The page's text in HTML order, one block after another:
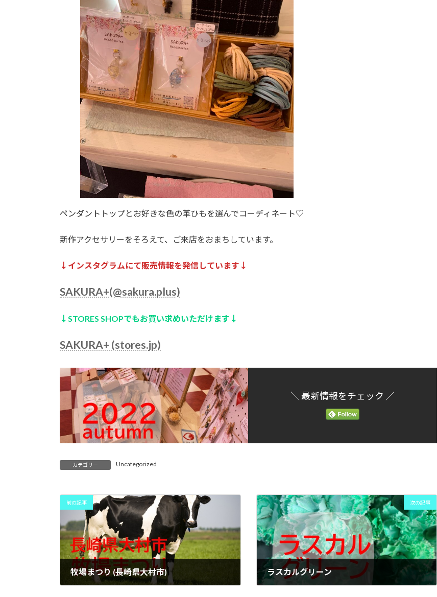
ペンダントトップとお好きな色の革ひもを選んでコーディネート♡
新作アクセサリーをそろえて、ご来店をおまちしています。
↓インスタグラムにて販売情報を発信しています↓
SAKURA+(@sakura.plus)
↓STORES SHOPでもお買い求めいただけます↓
SAKURA+ (stores.jp)
＼ 最新情報をチェック ／
カテゴリー Uncategorized
前の記事
牧場まつり (長崎県大村市)
次の記事
ラスカルグリーン